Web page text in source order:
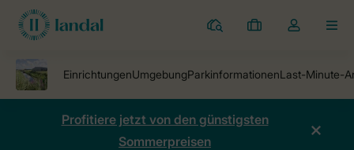
Ferienparks
Meine
Dropdown-
öffnen
Profitiere jetzt von den günstigsten
Sommerpreisen